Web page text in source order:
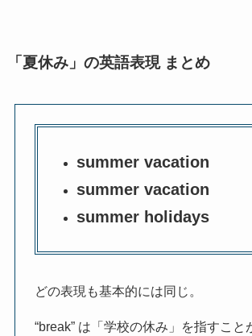
「夏休み」の英語表現 まとめ
summer vacation
summer vacation
summer holidays
どの表現も基本的には同じ。
“break” は「学校の休み」を指すこと